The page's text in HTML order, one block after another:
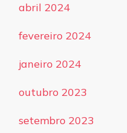
abril 2024
fevereiro 2024
janeiro 2024
outubro 2023
setembro 2023